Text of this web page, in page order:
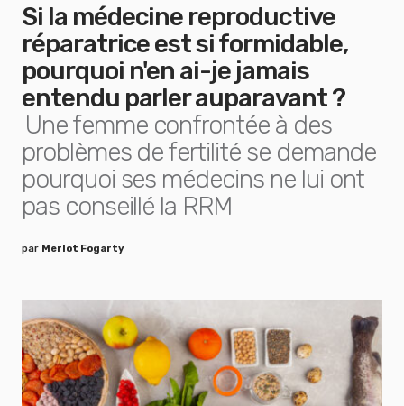
Si la médecine reproductive
réparatrice est si formidable,
pourquoi n'en ai-je jamais
entendu parler auparavant ?
Une femme confrontée à des
problèmes de fertilité se demande
pourquoi ses médecins ne lui ont
pas conseillé la RRM
par Merlot Fogarty